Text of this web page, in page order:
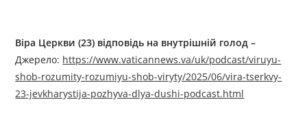
Віра Церкви (23) відповідь на внутрішній голод –
Джерелo: https://www.vaticannews.va/uk/podcast/viruyu-
shob-rozumity-rozumiyu-shob-viryty/2025/06/vira-tserkvy-
23-jevkharystija-pozhyva-dlya-dushi-podcast.html